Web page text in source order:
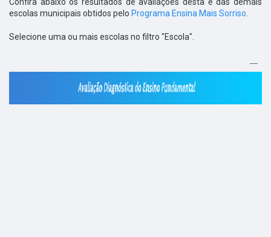
escolas municipais obtidos pelo Programa Ensina Mais Sorriso
Selecione uma ou mais escolas no filtro "Escola".